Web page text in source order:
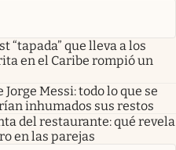
“tapada” que lleva a los
en el Caribe rompió un
Jorge Messi: todo lo que se
inhumados sus restos
del restaurante: qué revela
en las parejas